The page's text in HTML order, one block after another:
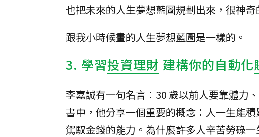
也把未來的人生夢想藍圖規劃出來，很神
跟我小時候畫的人生夢想藍圖是一樣的。
3. 學習投資理財 建構你的自動化
李嘉誠有一句名言：30 歲以前人要靠體力
書中，他分享一個重要的概念：人一生能
駕馭金錢的能力。為什麼許多人辛苦勞碌